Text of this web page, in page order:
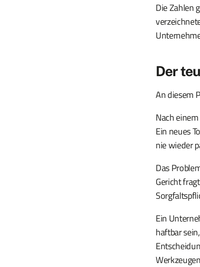
Die Zahlen
Der
An diesem
Nach
Ein neues
nie wieder
Das
Gericht
Ein
haftbar